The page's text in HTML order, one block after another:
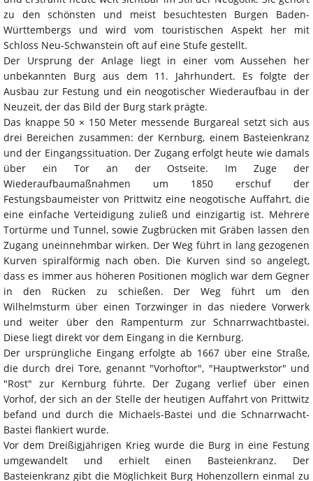
zu den schönsten und meist besuchtesten Burgen Baden-
Württembergs und wird vom touristischen Aspekt her mit
Schloss Neu-Schwanstein oft auf eine Stufe gestellt.
Der Ursprung der Anlage liegt in einer vom Aussehen her
unbekannten Burg aus dem 11. Jahrhundert. Es folgte der
Ausbau zur Festung und ein neogotischer Wiederaufbau in der
Neuzeit, der das Bild der Burg stark prägte.
Das knappe 50 × 150 Meter messende Burgareal setzt sich aus
drei Bereichen zusammen: der Kernburg, einem Basteienkranz
und der Eingangssituation. Der Zugang erfolgt heute wie damals
über ein Tor an der Ostseite. Im Zuge der
Wiederaufbaumaßnahmen um 1850 erschuf der
Festungsbaumeister von Prittwitz eine neogotische Auffahrt, die
eine einfache Verteidigung zuließ und einzigartig ist. Mehrere
Tortürme und Tunnel, sowie Zugbrücken mit Gräben lassen den
Zugang uneinnehmbar wirken. Der Weg führt in lang gezogenen
Kurven spiralförmig nach oben. Die Kurven sind so angelegt,
dass es immer aus höheren Positionen möglich war dem Gegner
in den Rücken zu schießen. Der Weg führt um den
Wilhelmsturm über einen Torzwinger in das niedere Vorwerk
und weiter über den Rampenturm zur Schnarrwachtbastei.
Diese liegt direkt vor dem Eingang in die Kernburg.
Der ursprüngliche Eingang erfolgte ab 1667 über eine Straße,
die durch drei Tore, genannt "Vorhoftor", "Hauptwerkstor" und
"Rost" zur Kernburg führte. Der Zugang verlief über einen
Vorhof, der sich an der Stelle der heutigen Auffahrt von Prittwitz
befand und durch die Michaels-Bastei und die Schnarrwacht-
Bastei flankiert wurde.
Vor dem Dreißigjährigen Krieg wurde die Burg in eine Festung
umgewandelt und erhielt einen Basteienkranz. Der
Basteienkranz gibt die Möglichkeit Burg Hohenzollern einmal zu